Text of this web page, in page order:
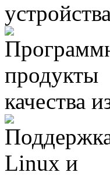
качества